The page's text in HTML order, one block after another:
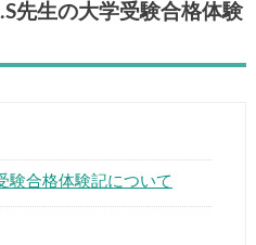
先生の大学受験合格体験
験合格体験記について